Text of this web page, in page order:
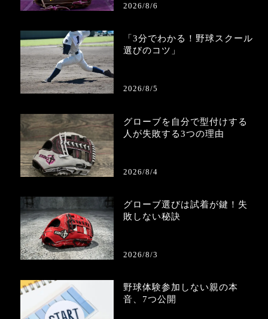
2026/8/6
「3分でわかる！野球スクール
選びのコツ」
2026/8/5
グローブを自分で型付けする
人が失敗する3つの理由
2026/8/4
グローブ選びは試着が鍵！失
敗しない秘訣
2026/8/3
野球体験参加しない親の本
音、7つ公開